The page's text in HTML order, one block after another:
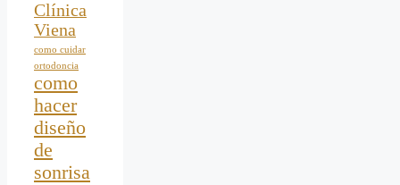
Clínica
Viena
como cuidar
ortodoncia
como
hacer
diseño
de
sonrisa